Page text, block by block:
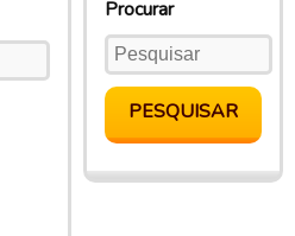
Procurar